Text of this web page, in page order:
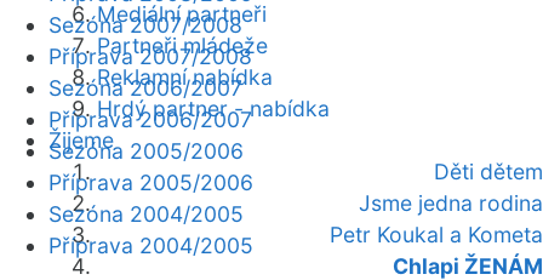
Mediální partneři
Partneři mládeže
Reklamní nabídka
Hrdý partner - nabídka
Žijeme
Děti dětem
Jsme jedna rodina
Petr Koukal a Kometa
Chlapi ŽENÁM
Sezóna 2007/2008
Příprava 2007/2008
Sezóna 2006/2007
Příprava 2006/2007
Sezóna 2005/2006
Příprava 2005/2006
Sezóna 2004/2005
Příprava 2004/2005